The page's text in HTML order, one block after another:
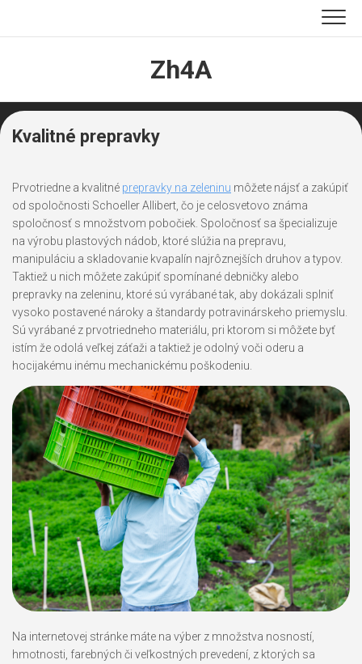
Zh4A
Kvalitné prepravky
Prvotriedne a kvalitné prepravky na zeleninu môžete nájsť a zakúpiť
od spoločnosti Schoeller Allibert, čo je celosvetovo známa
spoločnosť s množstvom pobočiek. Spoločnosť sa špecializuje
na výrobu plastových nádob, ktoré slúžia na prepravu,
manipuláciu a skladovanie kvapalín najrôznejších druhov a typov.
Taktiež u nich môžete zakúpiť spomínané debničky alebo
prepravky na zeleninu, ktoré sú vyrábané tak, aby dokázali splniť
vysoko postavené nároky a štandardy potravinárskeho priemyslu.
Sú vyrábané z prvotriedneho materiálu, pri ktorom si môžete byť
istím že odolá veľkej záťaži a taktiež je odolný voči oderu a
hocijakému inému mechanickému poškodeniu.
Na internetovej stránke máte na výber z množstva nosností,
hmotnosti, farebných či veľkostných prevedení, z ktorých sa